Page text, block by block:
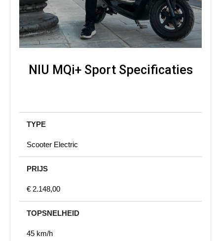
NIU MQi+ Sport Specificaties
TYPE
Scooter Electric
PRIJS
€ 2.148,00
TOPSNELHEID
45 km/h